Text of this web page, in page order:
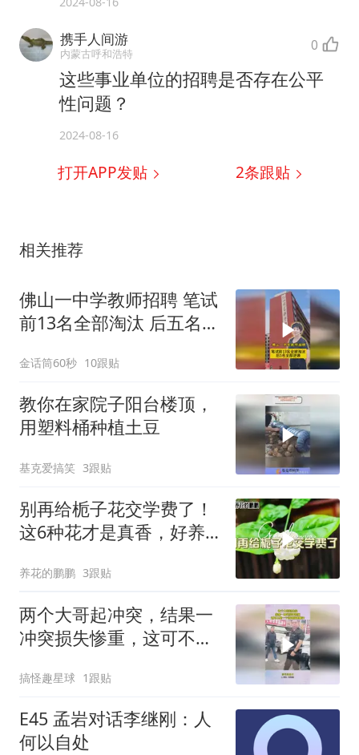
携手人间游
内蒙古呼和浩特 0
这些事业单位的招聘是否存在公平
性问题？
2024-08-16
打开APP发贴 2条跟贴
相关推荐
佛山一中学教师招聘 笔试
前13名全部淘汰 后五名全
金话筒60秒 10跟贴
教你在家院子阳台楼顶，
用塑料桶种植土豆
基克爱搞笑 3跟贴
别再给栀子花交学费了！
这6种花才是真香，好养
养花的鹏鹏 3跟贴
两个大哥起冲突，结果一
冲突损失惨重，这可不是
搞怪趣星球 1跟贴
E45 孟岩对话李继刚：人
何以自处